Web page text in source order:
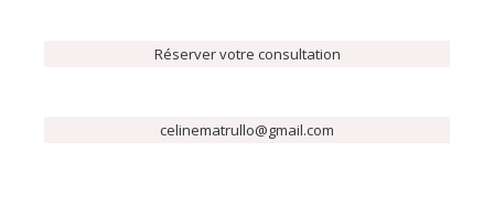
Réserver votre consultation
celinematrullo@gmail.com